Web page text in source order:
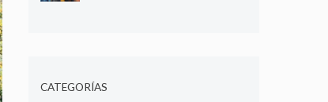
CATEGORÍAS